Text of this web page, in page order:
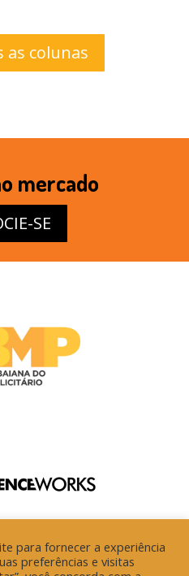
as colunas
mercado
SE
para fornecer a experiência
preferências e visitas